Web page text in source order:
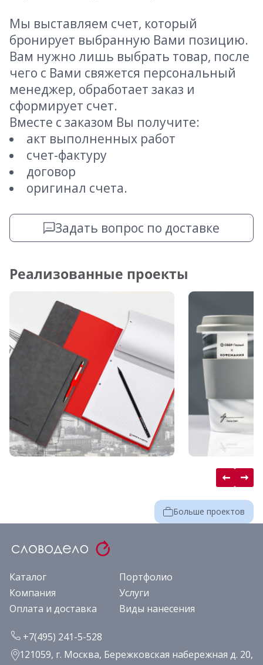
Мы выставляем счет, который
бронирует выбранную Вами позицию.
Вам нужно лишь выбрать товар, после
чего с Вами свяжется персональный
менеджер, обработает заказ и
сформирует счет.
Вместе с заказом Вы получите:
акт выполненных работ
счет-фактуру
договор
оригинал счета.
Задать вопрос по доставке
Реализованные проекты
Больше проектов
Каталог
Портфолио
Компания
Услуги
Оплата и доставка
Виды нанесения
+7(495) 241-5-528
121059, г. Москва, Бережковская набережная д. 20,